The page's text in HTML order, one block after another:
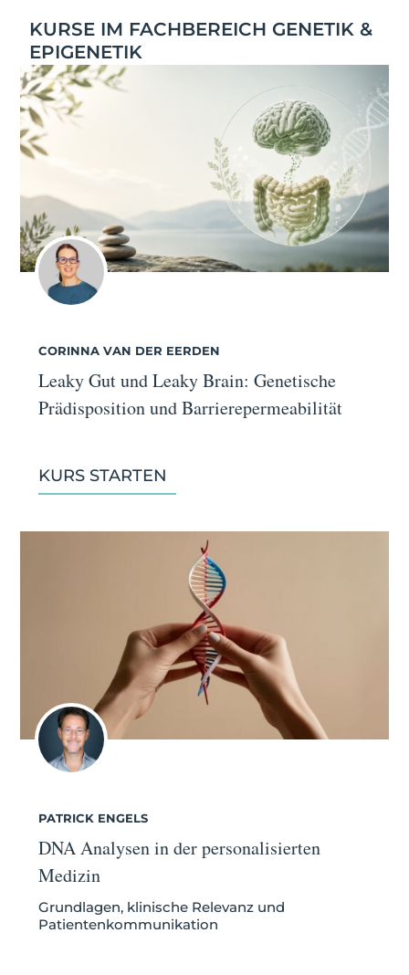
KURSE IM FACHBEREICH GENETIK &
EPIGENETIK
CORINNA VAN DER EERDEN
Leaky Gut und Leaky Brain: Genetische
Prädisposition und Barrierepermeabilität
KURS STARTEN
PATRICK ENGELS
DNA Analysen in der personalisierten
Medizin
Grundlagen, klinische Relevanz und
Patientenkommunikation